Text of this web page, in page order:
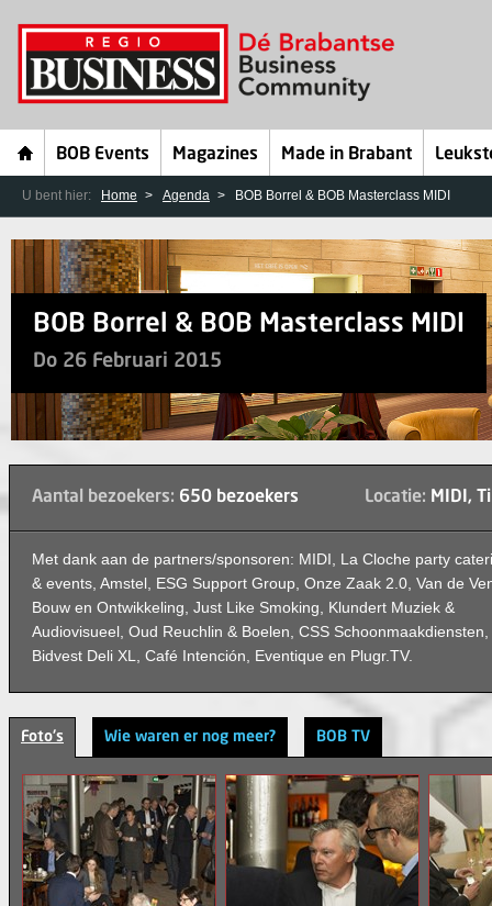
BOB Events Magazines Made in Brabant
U bent hier: Home Agenda BOB Borrel & BOB Masterclass MIDI
BOB Borrel & BOB Masterclass MIDI
Do 26 Februari 2015
Aantal bezoekers: 650 bezoekers Locatie: MIDI,
Met dank aan de partners/sponsoren: MIDI, La Cloche party
& events, Amstel, ESG Support Group, Onze Zaak 2.0, Van de
Bouw en Ontwikkeling, Just Like Smoking, Klundert Muziek &
Audiovisueel, Oud Reuchlin & Boelen, CSS Schoonmaakdiensten,
Bidvest Deli XL, Café Intención, Eventique en Plugr.TV.
Foto's Wie waren er nog meer? BOB TV